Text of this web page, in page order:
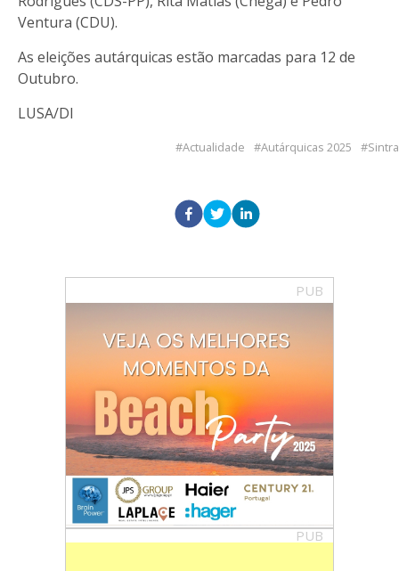
Ventura (CDU).
As eleições autárquicas estão marcadas para 12 de
Outubro.
LUSA/DI
Actualidade Autárquicas 2025 Sintra
PUB
PUB